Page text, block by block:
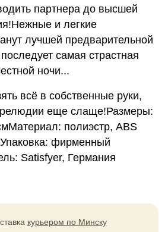
партнера до высшей
и легкие
лучшей предварительной
самая страстная
ночи...
всё в собственные руки,
еще слаще!Размеры:
полиэстр, ABS
фирменный
Satisfyer, Германия
курьером по Минску